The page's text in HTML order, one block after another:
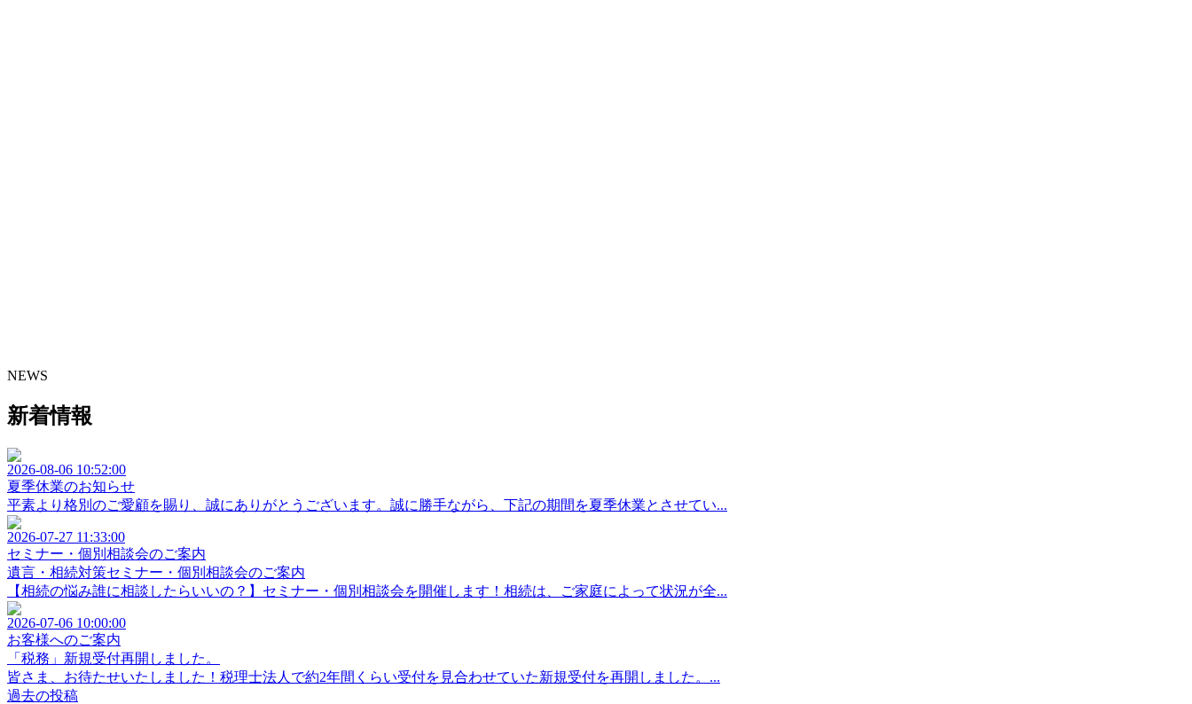
NEWS
新着情報
2026-08-06 10:52:00
夏季休業のお知らせ
平素より格別のご愛顧を賜り、誠にありがとうございます。誠に勝手ながら、下記の期間を夏季休業とさせてい...
2026-07-27 11:33:00
セミナー・個別相談会のご案内
遺言・相続対策セミナー・個別相談会のご案内
【相続の悩み誰に相談したらいいの？】セミナー・個別相談会を開催します！相続は、ご家庭によって状況が全...
2026-07-06 10:00:00
お客様へのご案内
「税務」新規受付再開しました。
皆さま、お待たせいたしました！税理士法人で約2年間くらい受付を見合わせていた新規受付を再開しました。...
過去の投稿